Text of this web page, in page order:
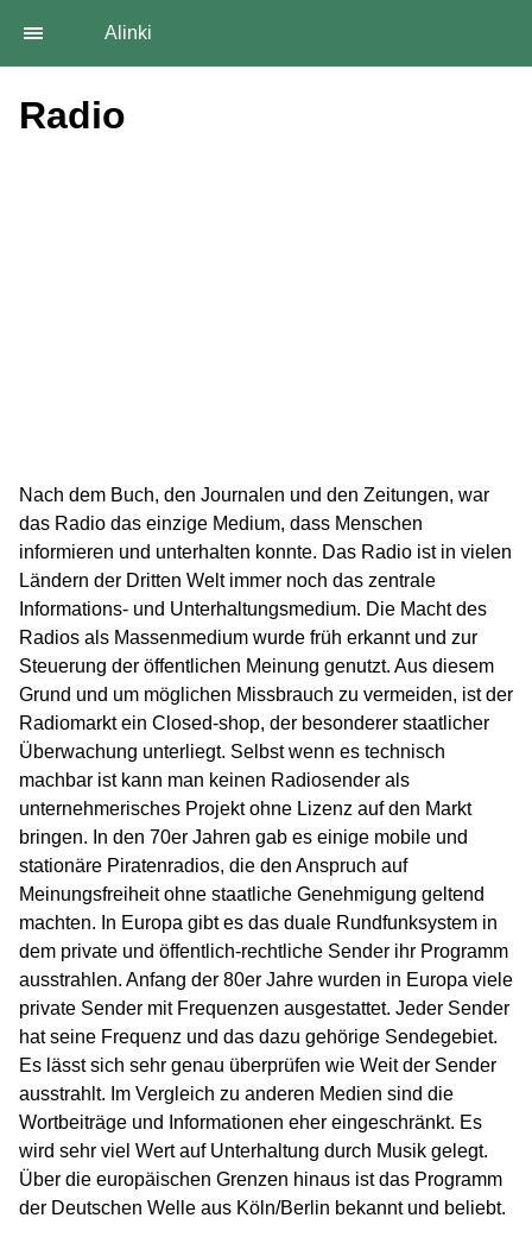
Alinki
Radio
Nach dem Buch, den Journalen und den Zeitungen, war
das Radio das einzige Medium, dass Menschen
informieren und unterhalten konnte. Das Radio ist in vielen
Ländern der Dritten Welt immer noch das zentrale
Informations- und Unterhaltungsmedium. Die Macht des
Radios als Massenmedium wurde früh erkannt und zur
Steuerung der öffentlichen Meinung genutzt. Aus diesem
Grund und um möglichen Missbrauch zu vermeiden, ist der
Radiomarkt ein Closed-shop, der besonderer staatlicher
Überwachung unterliegt. Selbst wenn es technisch
machbar ist kann man keinen Radiosender als
unternehmerisches Projekt ohne Lizenz auf den Markt
bringen. In den 70er Jahren gab es einige mobile und
stationäre Piratenradios, die den Anspruch auf
Meinungsfreiheit ohne staatliche Genehmigung geltend
machten. In Europa gibt es das duale Rundfunksystem in
dem private und öffentlich-rechtliche Sender ihr Programm
ausstrahlen. Anfang der 80er Jahre wurden in Europa viele
private Sender mit Frequenzen ausgestattet. Jeder Sender
hat seine Frequenz und das dazu gehörige Sendegebiet.
Es lässt sich sehr genau überprüfen wie Weit der Sender
ausstrahlt. Im Vergleich zu anderen Medien sind die
Wortbeiträge und Informationen eher eingeschränkt. Es
wird sehr viel Wert auf Unterhaltung durch Musik gelegt.
Über die europäischen Grenzen hinaus ist das Programm
der Deutschen Welle aus Köln/Berlin bekannt und beliebt.